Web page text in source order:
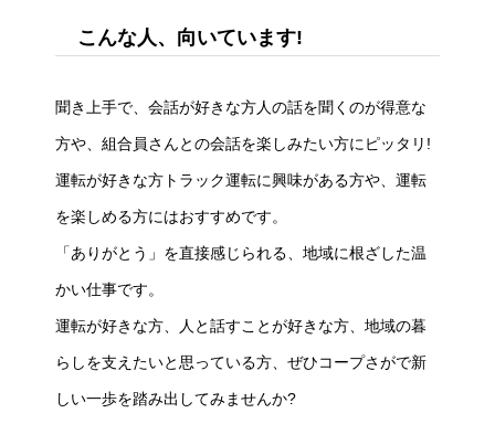
こんな人、向いています!
聞き上手で、会話が好きな方人の話を聞くのが得意な
方や、組合員さんとの会話を楽しみたい方にピッタリ!
運転が好きな方トラック運転に興味がある方や、運転
を楽しめる方にはおすすめです。
「ありがとう」を直接感じられる、地域に根ざした温
かい仕事です。
運転が好きな方、人と話すことが好きな方、地域の暮
らしを支えたいと思っている方、ぜひコープさがで新
しい一歩を踏み出してみませんか?